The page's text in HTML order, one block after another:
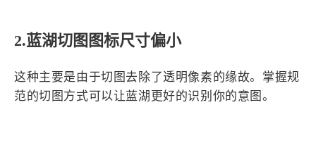
2.蓝湖切图图标尺寸偏小
这种主要是由于切图去除了透明像素的缘故。掌握规
范的切图方式可以让蓝湖更好的识别你的意图。